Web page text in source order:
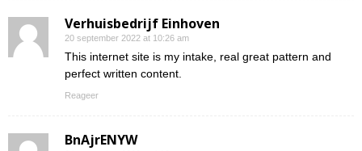
Verhuisbedrijf Einhoven
20 september 2022 at 10:26 am
This internet site is my intake, real great pattern and
perfect written content.
Reageer
BnAjrENYW